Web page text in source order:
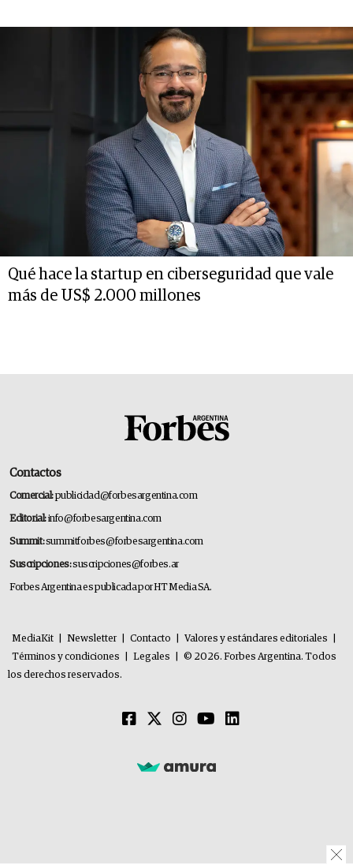
Qué hace la startup en ciberseguridad que vale
más de US$ 2.000 millones
Contactos
Comercial:publicidad@forbesargentina.com
Editorial:info@forbesargentina.com
Summit:summitforbes@forbesargentina.com
Suscripciones:suscripciones@forbes.ar
Forbes Argentina es publicada por HT Media SA.
MediaKit Newsletter Contacto Valores y estándares editoriales
Términos y condiciones
Legales
© 2026. Forbes Argentina. Todos
los derechos reservados.